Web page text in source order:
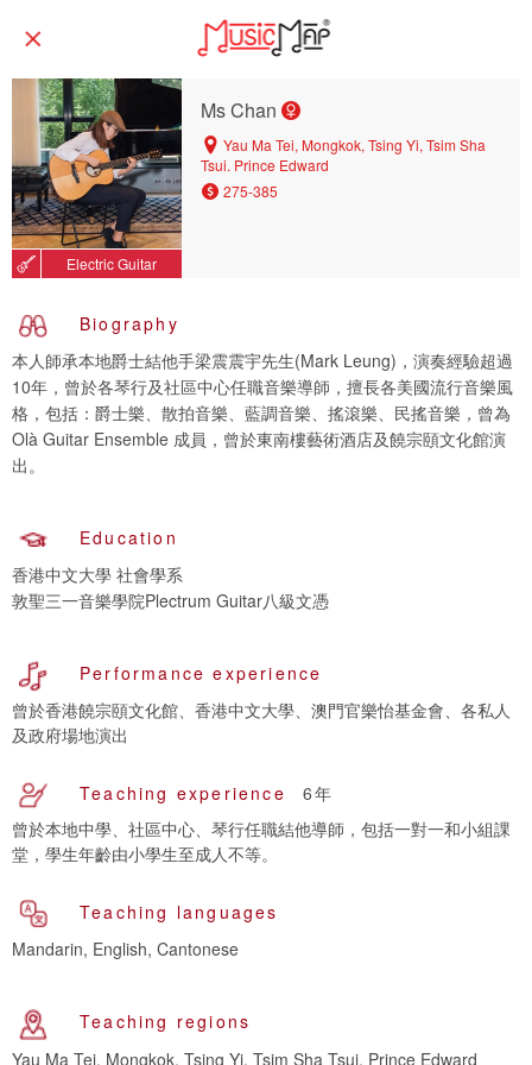
Electric Guitar
Ms Chan
Yau Ma Tei, Mongkok, Tsing Yi, Tsim Sha
Tsui, Prince Edward
275-385
Biography
本人師承本地爵士結他手梁震震宇先生(Mark Leung)，演奏經驗超過
10年，曾於各琴行及社區中心任職音樂導師，擅長各美國流行音樂風
格，包括：爵士樂、散拍音樂、藍調音樂、搖滾樂、民搖音樂，曾為
Olà Guitar Ensemble 成員，曾於東南樓藝術酒店及饒宗頤文化館演
出。
Education
香港中文大學 社會學系
敦聖三一音樂學院Plectrum Guitar八級文憑
Performance experience
曾於香港饒宗頤文化館、香港中文大學、澳門官樂怡基金會、各私人
及政府場地演出
Teaching experience
6年
曾於本地中學、社區中心、琴行任職結他導師，包括一對一和小組課
堂，學生年齡由小學生至成人不等。
Teaching languages
Mandarin, English, Cantonese
Teaching regions
Yau Ma Tei, Mongkok, Tsing Yi, Tsim Sha Tsui, Prince Edward